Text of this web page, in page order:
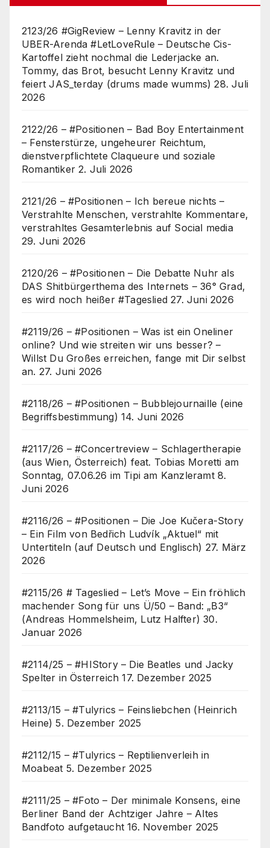
2123/26 #GigReview – Lenny Kravitz in der
UBER-Arenda #LetLoveRule – Deutsche Cis-
Kartoffel zieht nochmal die Lederjacke an.
Tommy, das Brot, besucht Lenny Kravitz und
feiert JAS_terday (drums made wumms) 28. Juli
2026
2122/26 – #Positionen – Bad Boy Entertainment
– Fensterstürze, ungeheurer Reichtum,
dienstverpflichtete Claqueure und soziale
Romantiker 2. Juli 2026
2121/26 – #Positionen – Ich bereue nichts –
Verstrahlte Menschen, verstrahlte Kommentare,
verstrahltes Gesamterlebnis auf Social media
29. Juni 2026
2120/26 – #Positionen – Die Debatte Nuhr als
DAS Shitbürgerthema des Internets – 36° Grad,
es wird noch heißer #Tageslied 27. Juni 2026
#2119/26 – #Positionen – Was ist ein Oneliner
online? Und wie streiten wir uns besser? –
Willst Du Großes erreichen, fange mit Dir selbst
an. 27. Juni 2026
#2118/26 – #Positionen – Bubblejournaille (eine
Begriffsbestimmung) 14. Juni 2026
#2117/26 – #Concertreview – Schlagertherapie
(aus Wien, Österreich) feat. Tobias Moretti am
Sonntag, 07.06.26 im Tipi am Kanzleramt 8.
Juni 2026
#2116/26 – #Positionen – Die Joe Kučera-Story
– Ein Film von Bedřich Ludvík „Aktuel“ mit
Untertiteln (auf Deutsch und Englisch) 27. März
2026
#2115/26 # Tageslied – Let’s Move – Ein fröhlich
machender Song für uns Ü/50 – Band: „B3“
(Andreas Hommelsheim, Lutz Halfter) 30.
Januar 2026
#2114/25 – #HIStory – Die Beatles und Jacky
Spelter in Österreich 17. Dezember 2025
#2113/15 – #Tulyrics – Feinsliebchen (Heinrich
Heine) 5. Dezember 2025
#2112/15 – #Tulyrics – Reptilienverleih in
Moabeat 5. Dezember 2025
#2111/25 – #Foto – Der minimale Konsens, eine
Berliner Band der Achtziger Jahre – Altes
Bandfoto aufgetaucht 16. November 2025